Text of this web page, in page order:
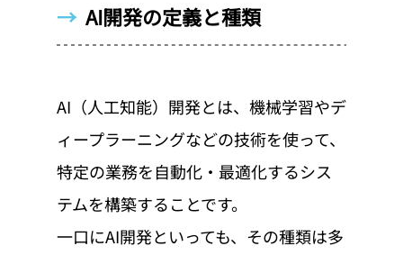
→ AI開発の定義と種類
AI（人工知能）開発とは、機械学習やデ
ィープラーニングなどの技術を使って、
特定の業務を自動化・最適化するシス
テムを構築することです。
一口にAI開発といっても、その種類は多